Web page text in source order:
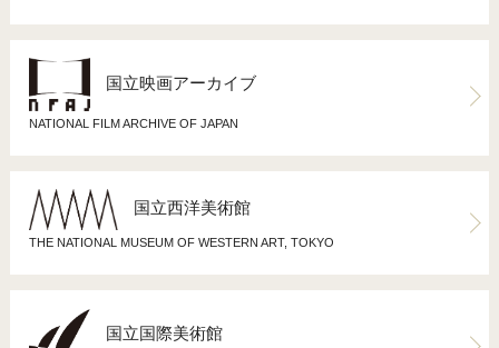
国立映画アーカイブ
NATIONAL FILM ARCHIVE OF JAPAN
国立西洋美術館
THE NATIONAL MUSEUM OF WESTERN ART, TOKYO
国立国際美術館